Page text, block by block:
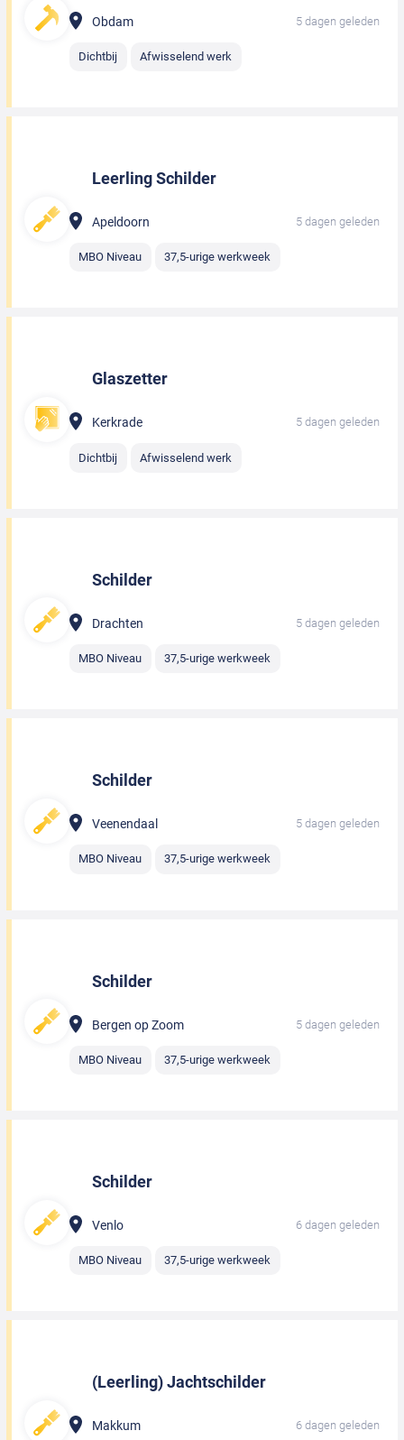
Obdam 5 dagen geleden
Dichtbij Afwisselend werk
Leerling Schilder
Apeldoorn 5 dagen geleden
MBO Niveau 37,5-urige werkweek
Glaszetter
Kerkrade 5 dagen geleden
Dichtbij Afwisselend werk
Schilder
Drachten 5 dagen geleden
MBO Niveau 37,5-urige werkweek
Schilder
Veenendaal 5 dagen geleden
MBO Niveau 37,5-urige werkweek
Schilder
Bergen op Zoom 5 dagen geleden
MBO Niveau 37,5-urige werkweek
Schilder
Venlo 6 dagen geleden
MBO Niveau 37,5-urige werkweek
(Leerling) Jachtschilder
Makkum 6 dagen geleden